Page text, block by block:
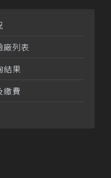
廠列表
結果
繳費